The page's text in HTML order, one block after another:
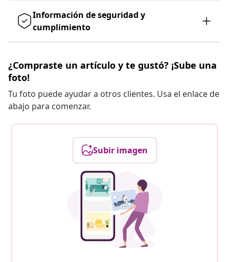
Información de seguridad y
cumplimiento
¿Compraste un artículo y te gustó? ¡Sube una
foto!
Tu foto puede ayudar a otros clientes. Usa el enlace de
abajo para comenzar.
Subir imagen